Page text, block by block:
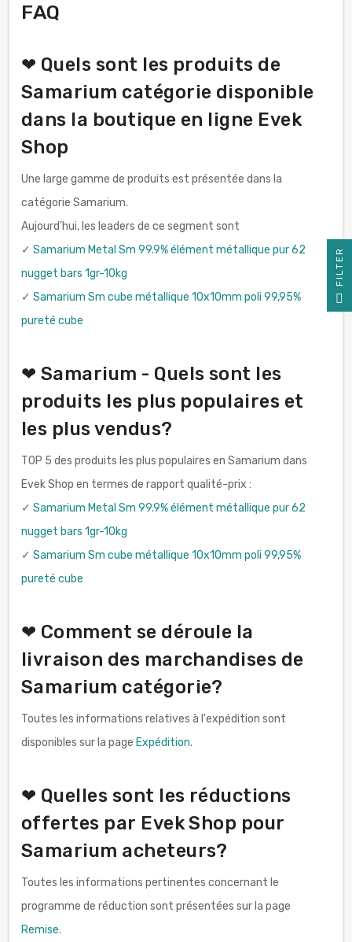
FAQ
❤ Quels sont les produits de
Samarium catégorie disponible
dans la boutique en ligne Evek
Shop
Une large gamme de produits est présentée dans la
catégorie Samarium.
Aujourd'hui, les leaders de ce segment sont
✓ Samarium Metal Sm 99.9% élément métallique pur 62
nugget bars 1gr-10kg
✓ Samarium Sm cube métallique 10x10mm poli 99,95%
pureté cube
❤ Samarium - Quels sont les
produits les plus populaires et
les plus vendus?
TOP 5 des produits les plus populaires en Samarium dans
Evek Shop en termes de rapport qualité-prix :
✓ Samarium Metal Sm 99.9% élément métallique pur 62
nugget bars 1gr-10kg
✓ Samarium Sm cube métallique 10x10mm poli 99,95%
pureté cube
❤ Comment se déroule la
livraison des marchandises de
Samarium catégorie?
Toutes les informations relatives à l'expédition sont
disponibles sur la page Expédition.
❤ Quelles sont les réductions
offertes par Evek Shop pour
Samarium acheteurs?
Toutes les informations pertinentes concernant le
programme de réduction sont présentées sur la page
Remise.
R